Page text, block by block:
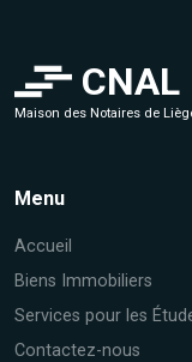
CNAL
Maison des Notaires de
Menu
Accueil
Biens Immobiliers
Services pour les
Contactez-nous